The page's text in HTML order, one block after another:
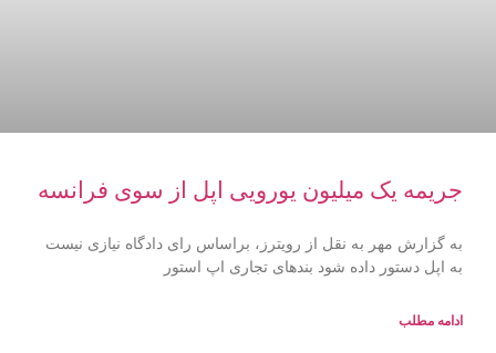
جریمه یک میلیون یورویی اپل از سوی فرانسه
به گزارش مهر به نقل از رویترز، براساس رای دادگاه نیازی نیست
به اپل دستور داده شود بندهای تجاری اپ استور
ادامه مطلب